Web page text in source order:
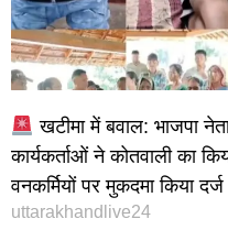
खटीमा में बवाल: भाजपा
कार्यकर्ताओं ने कोतवाली का
वनकर्मियों पर मुकदमा किया
uttarakhandlive24